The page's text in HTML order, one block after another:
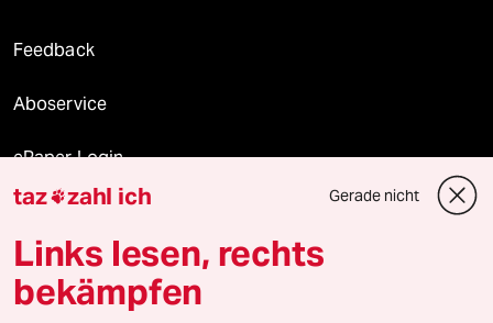
Feedback
Aboservice
ePaper Login
Downloads für Abonnierende
© 2026 taz Verlags und Vertriebs GmbH
taz zahl ich Gerade nicht
Links lesen, rechts
bekämpfen